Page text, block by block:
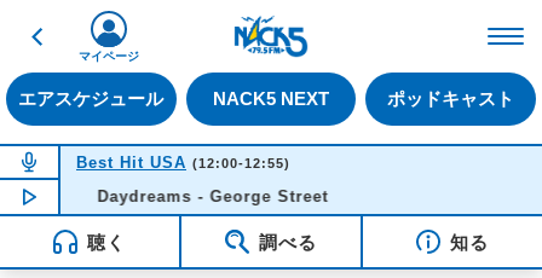
戻る
エアスケジュール NACK5 NEXT ポッドキャスト
マイページ
NOW ON AIR
Best Hit USA (12:00-12:55)
NOW PLAYING11:49
Daydreams - George Street
聴く 調べる 知る